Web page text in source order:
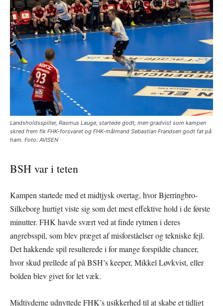
Landsholdsspiller, Rasmus Lauge, startede godt, men gradvist som kampen
skred frem fik FHK-forsvaret og FHK-målmand Sebastian Frandsen godt fat på
ham. Foto: AVISEN
BSH var i teten
Kampen startede med et midtjysk overtag, hvor Bjerringbro-
Silkeborg hurtigt viste sig som det mest effektive hold i de første
minutter. FHK havde svært ved at finde rytmen i deres
angrebsspil, som blev præget af misforståelser og tekniske fejl.
Det hakkende spil resulterede i for mange forspildte chancer,
hvor skud prellede af på BSH’s keeper, Mikkel Løvkvist, eller
bolden blev givet for let væk.
Midtjyderne udnyttede FHK’s usikkerhed til at skabe et tidligt